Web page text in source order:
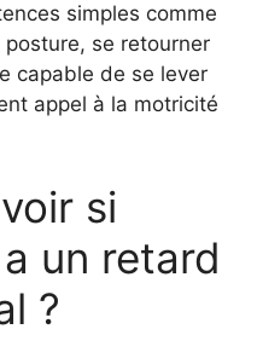
simples comme
posture, se retourner
capable de se lever
appel à la motricité
si
un retard
?